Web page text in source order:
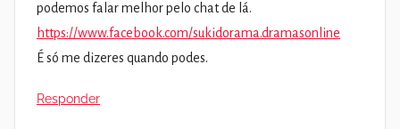
podemos falar melhor pelo chat de lá.
https://www.facebook.com/sukidorama.dramasonline
É só me dizeres quando podes.
Responder